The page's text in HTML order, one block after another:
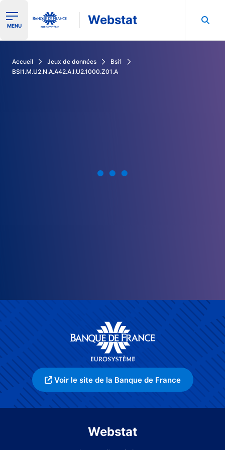
Ouvrir le menu de navigation
MENU Webstat
Accueil Jeux de données
Bsi1
BSI1.M.U2.N.A.A42.A.I.U2.1000.Z01.A
Voir le site de la Banque de France
Webstat